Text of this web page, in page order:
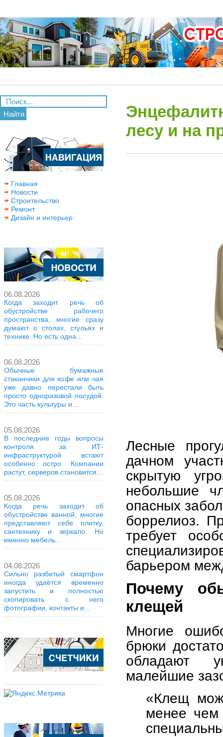
Найти
Главная
Новости
Строительство
Ремонт
Дизайн и интерьер
06.08.2026
Когда заходит речь об
обустройстве рабочего
пространства, многие сразу
думают о столах, стульях и
технике. Но есть одна...
06.08.2026
Обычные бумажные
стаканчики для кофе или чая
уже давно перестали быть
просто одноразовой посудой.
Это часть культуры и...
05.08.2026
В последние годы вопросы
контроля за ИТ-
инфраструктурой встают
особенно остро. Компании
растут, серверов становится...
05.08.2026
Когда речь заходит об
обустройстве ванной, многие
представляют себе плитку,
сантехнику и зеркало. Но
именно мебель...
04.08.2026
Сильно разбитый смартфон
иногда удаётся временно
запустить и полностью
скопировать с него
фотографии, контакты и...
лесу и на
Лесные
дачном
скрытую
небольшие
опасных
боррелиоз.
требует
барьером
Почему
клещей
Многие
брюки
обладают
малейшие
«Клещ
менее чем